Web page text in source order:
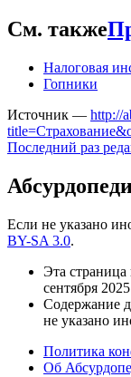
См. также
Налоговая
Гопники
Источник — http://
Последний раз
Если не указано
BY-SA 3.0.
Эта страница
сентября
Содержание
не указано
Политика
Об